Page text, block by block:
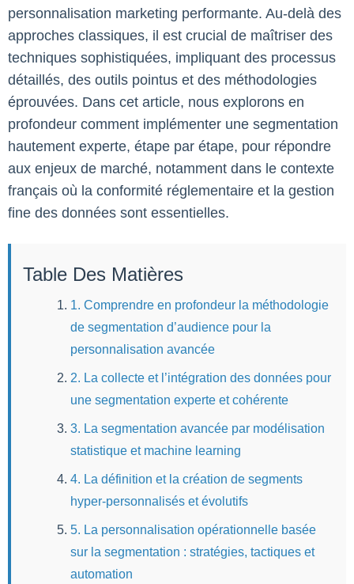
personnalisation marketing performante. Au-delà des
approches classiques, il est crucial de maîtriser des
techniques sophistiquées, impliquant des processus
détaillés, des outils pointus et des méthodologies
éprouvées. Dans cet article, nous explorons en
profondeur comment implémenter une segmentation
hautement experte, étape par étape, pour répondre
aux enjeux de marché, notamment dans le contexte
français où la conformité réglementaire et la gestion
fine des données sont essentielles.
Table Des Matières
1. Comprendre en profondeur la méthodologie
de segmentation d’audience pour la
personnalisation avancée
2. La collecte et l’intégration des données pour
une segmentation experte et cohérente
3. La segmentation avancée par modélisation
statistique et machine learning
4. La définition et la création de segments
hyper-personnalisés et évolutifs
5. La personnalisation opérationnelle basée
sur la segmentation : stratégies, tactiques et
automation